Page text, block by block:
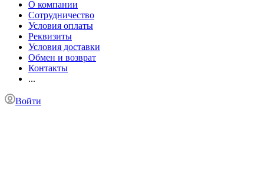
О компании
Сотрудничество
Условия оплаты
Реквизиты
Условия доставки
Обмен и возврат
Контакты
...
Войти